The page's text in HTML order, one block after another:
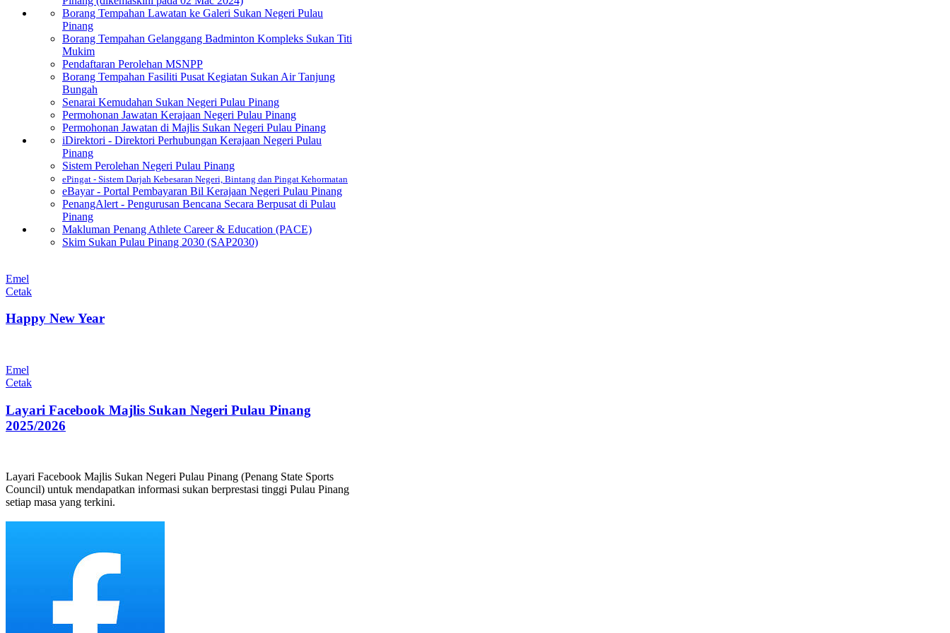
Borang Tempahan Lawatan ke Galeri Sukan Negeri Pulau
Pinang
Borang Tempahan Gelanggang Badminton Kompleks Sukan Titi
Mukim
Pendaftaran Perolehan MSNPP
Borang Tempahan Fasiliti Pusat Kegiatan Sukan Air Tanjung
Bungah
Senarai Kemudahan Sukan Negeri Pulau Pinang
Permohonan Jawatan Kerajaan Negeri Pulau Pinang
Permohonan Jawatan di Majlis Sukan Negeri Pulau Pinang
iDirektori - Direktori Perhubungan Kerajaan Negeri Pulau
Pinang
Sistem Perolehan Negeri Pulau Pinang
ePingat - Sistem Darjah Kebesaran Negeri, Bintang dan Pingat Kehormatan
eBayar - Portal Pembayaran Bil Kerajaan Negeri Pulau Pinang
PenangAlert - Pengurusan Bencana Secara Berpusat di Pulau
Pinang
Makluman Penang Athlete Career & Education (PACE)
Skim Sukan Pulau Pinang 2030 (SAP2030)
Emel
Cetak
Happy New Year
Emel
Cetak
Layari Facebook Majlis Sukan Negeri Pulau Pinang
2025/2026
Layari Facebook Majlis Sukan Negeri Pulau Pinang (Penang State Sports
Council) untuk mendapatkan informasi sukan berprestasi tinggi Pulau Pinang
setiap masa yang terkini.